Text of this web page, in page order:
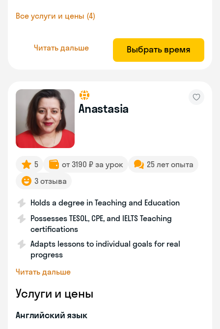
Все услуги и цены (4)
Читать дальше Выбрать время
Anastasia
5 от 3190 ₽ за урок
25 лет опыта
3 отзыва
Holds a degree in Teaching and Education
Possesses TESOL, CPE, and IELTS Teaching
certifications
Adapts lessons to individual goals for real
progress
Читать дальше
Услуги и цены
Английский язык